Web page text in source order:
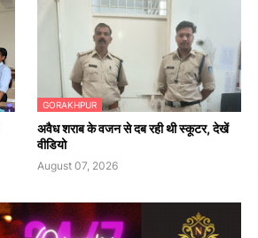
GORAKHPUR
अवैध शराब के वजन से दब रही थी स्कूटर, देखें
वीडियो
August 07, 2026